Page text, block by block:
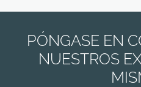
PÓNGASE EN
NUESTROS